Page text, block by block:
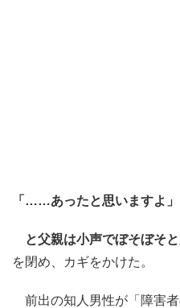
「……あったと思いますよ」
と父親は小声でぼそぼそと
を閉め、カギをかけた。
前出の知人男性が「障害